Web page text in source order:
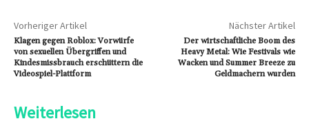
Vorheriger Artikel
Klagen gegen Roblox: Vorwürfe
von sexuellen Übergriffen und
Kindesmissbrauch erschüttern die
Videospiel-Plattform
Nächster Artikel
Der wirtschaftliche Boom des
Heavy Metal: Wie Festivals wie
Wacken und Summer Breeze zu
Geldmachern wurden
Weiterlesen